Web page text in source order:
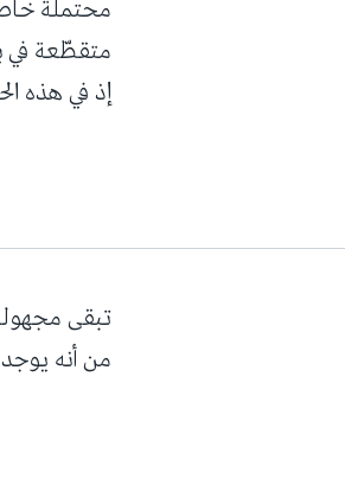
محتملة
متقطّعة في
إذ في هذه
تبقى
من أنه